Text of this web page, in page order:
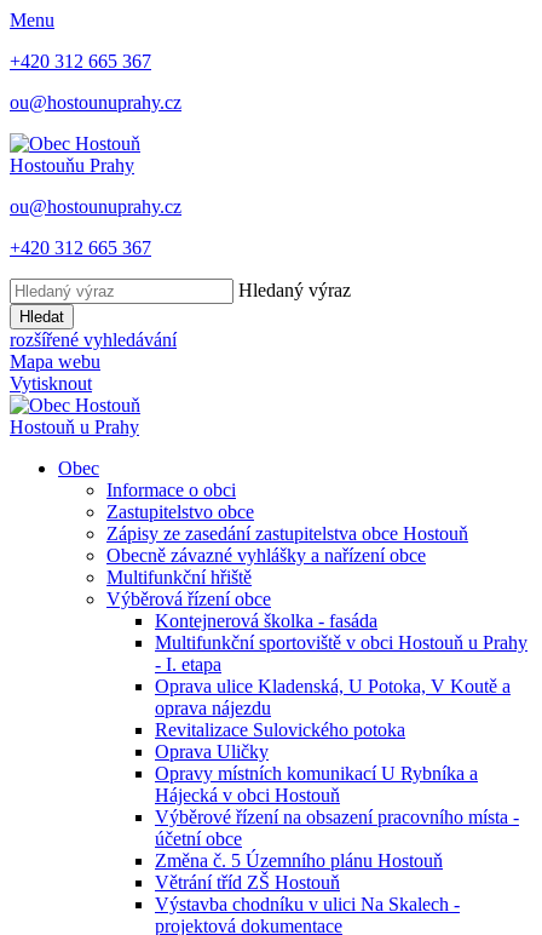
Menu
+420 312 665 367
ou@hostounuprahy.cz
Hostouňu Prahy
ou@hostounuprahy.cz
+420 312 665 367
Hledaný výraz
Hledat
rozšířené vyhledávání
Mapa webu
Vytisknout
Hostouň u Prahy
Obec
Informace o obci
Zastupitelstvo obce
Zápisy ze zasedání zastupitelstva obce Hostouň
Obecně závazné vyhlášky a nařízení obce
Multifunkční hřiště
Výběrová řízení obce
Kontejnerová školka - fasáda
Multifunkční sportoviště v obci Hostouň u Prahy
- I. etapa
Oprava ulice Kladenská, U Potoka, V Koutě a
oprava nájezdu
Revitalizace Sulovického potoka
Oprava Uličky
Opravy místních komunikací U Rybníka a
Hájecká v obci Hostouň
Výběrové řízení na obsazení pracovního místa -
účetní obce
Změna č. 5 Územního plánu Hostouň
Větrání tříd ZŠ Hostouň
Výstavba chodníku v ulici Na Skalech -
projektová dokumentace